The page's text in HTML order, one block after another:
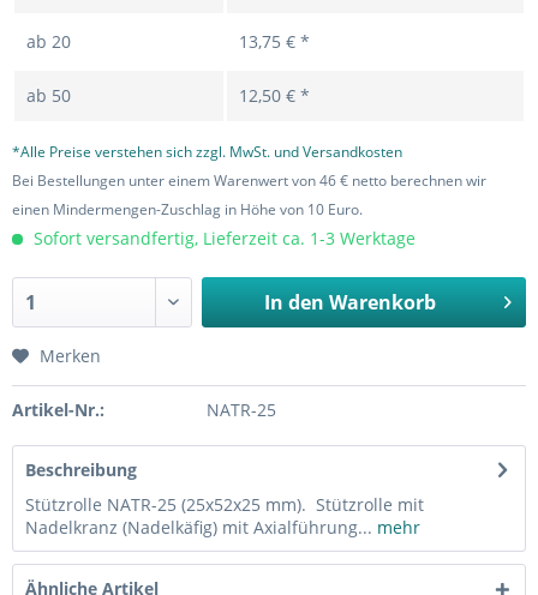
ab 20 13,75 € *
ab 50 12,50 € *
*Alle Preise verstehen sich zzgl. MwSt. und Versandkosten
Bei Bestellungen unter einem Warenwert von 46 € netto berechnen wir
einen Mindermengen-Zuschlag in Höhe von 10 Euro.
Sofort versandfertig, Lieferzeit ca. 1-3 Werktage
In den Warenkorb
Merken
Artikel-Nr.: NATR-25
Beschreibung
Stützrolle NATR-25 (25x52x25 mm). Stützrolle mit
Nadelkranz (Nadelkäfig) mit Axialführung... mehr
Ähnliche Artikel